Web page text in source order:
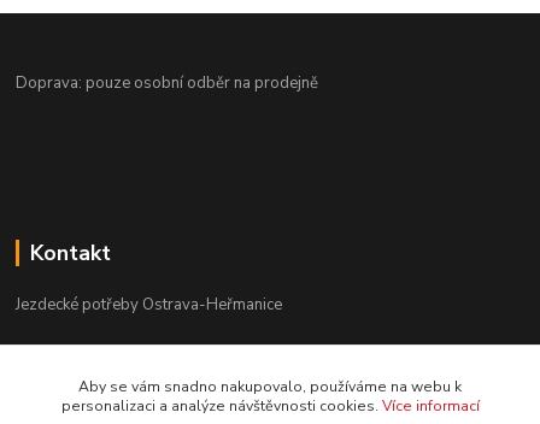
Doprava: pouze osobní odběr na prodejně
Kontakt
Jezdecké potřeby Ostrava-Heřmanice
Po-Pá 9:30 - 17:30
Aby se vám snadno nakupovalo, používáme na webu k
personalizaci a analýze návštěvnosti cookies. Více informací